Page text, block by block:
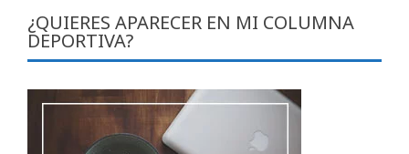
¿QUIERES APARECER EN MI COLUMNA
DEPORTIVA?